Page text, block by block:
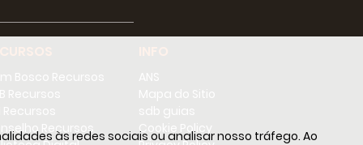
às redes sociais ou analisar nosso tráfego. Ao
Recursos
Cookie Policy